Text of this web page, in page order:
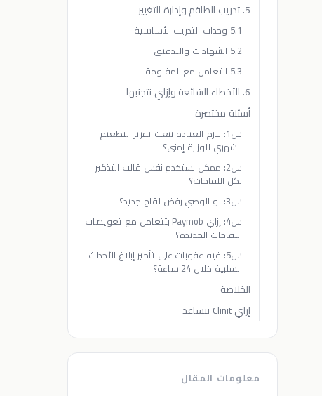
5. تدريب الطاقم وإدارة التغيير
5.1 وحدات التدريب الأساسية
5.2 الشهادات والتدقيق
5.3 التعامل مع المقاومة
6. الأخطاء الشائعة وإزاي نتجنبها
أسئلة مختصرة
س1: لازم العيادة تبعت تقرير التطعيم
الشهري للوزارة إمتى؟
س2: ممكن نستخدم نفس قالب التذكير
لكل اللقاحات؟
س3: لو الوصي رفض لقاح جديد؟
س4: إزاي Paymob بتتعامل مع تعويضات
اللقاحات الجديدة؟
س5: فيه عقوبات على تأخير إبلاغ الأحداث
السلبية خلال 24 ساعة؟
الخلاصة
إزاي Clinit بيساعد
معلومات المقال